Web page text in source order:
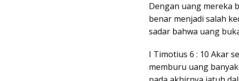
Dengan uang mereka
benar menjadi salah
sadar bahwa uang
I Timotius 6 : 10 Akar
memburu uang